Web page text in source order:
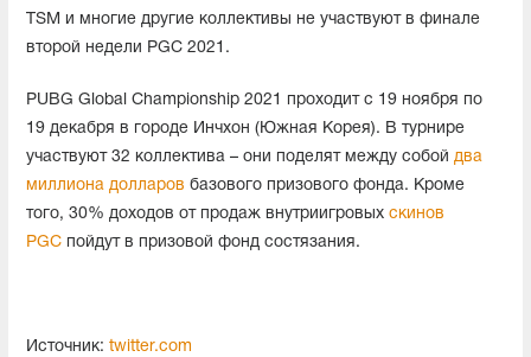
TSM и многие другие коллективы не участвуют в финале
второй недели PGC 2021.
PUBG Global Championship 2021 проходит с 19 ноября по
19 декабря в городе Инчхон (Южная Корея). В турнире
участвуют 32 коллектива – они поделят между собой два
миллиона долларов базового призового фонда. Кроме
того, 30% доходов от продаж внутриигровых скинов
PGC пойдут в призовой фонд состязания.
Источник: twitter.com